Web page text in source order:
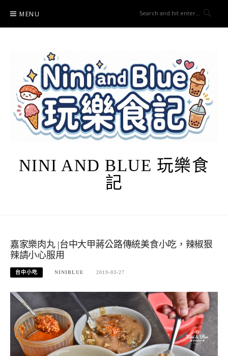
content
MENU
NINI AND BLUE 玩樂食
記
嘉家樂肉丸 |台中大甲蔣公路傳統美食小吃，辣椒狠
辣請小心服用
台中小吃 NINIBLUE 2019-03-27